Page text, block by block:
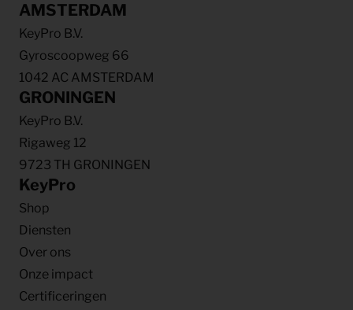
AMSTERDAM
KeyPro B.V.
Gyroscoopweg 66
1042 AC AMSTERDAM
GRONINGEN
KeyPro B.V.
Rigaweg 12
9723 TH GRONINGEN
KeyPro
Shop
Diensten
Over ons
Onze impact
Certificeringen